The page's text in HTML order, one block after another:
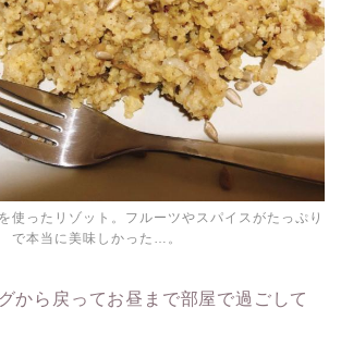
使ったリゾット。フルーツやスパイスがたっぷり
で本当に美味しかった…。
から戻ってお昼まで部屋で過ごして